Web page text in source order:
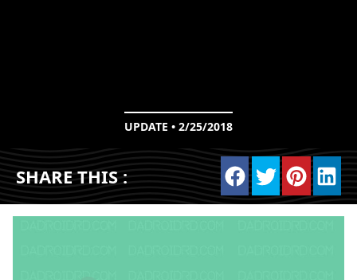
UPDATE • 2/25/2018
SHARE THIS :